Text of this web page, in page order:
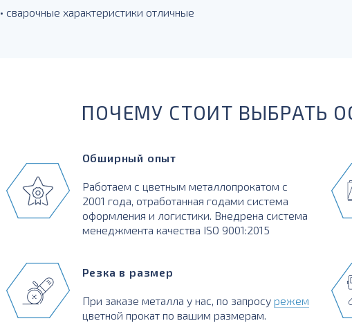
• сварочные характеристики отличные
ПОЧЕМУ СТОИТ ВЫБРАТЬ
Обширный опыт
Работаем с цветным металлопрокатом с
2001 года, отработанная годами система
оформления и логистики. Внедрена система
менеджмента качества ISO 9001:2015
Резка в размер
При заказе металла у нас, по запросу режем
цветной прокат по вашим размерам.